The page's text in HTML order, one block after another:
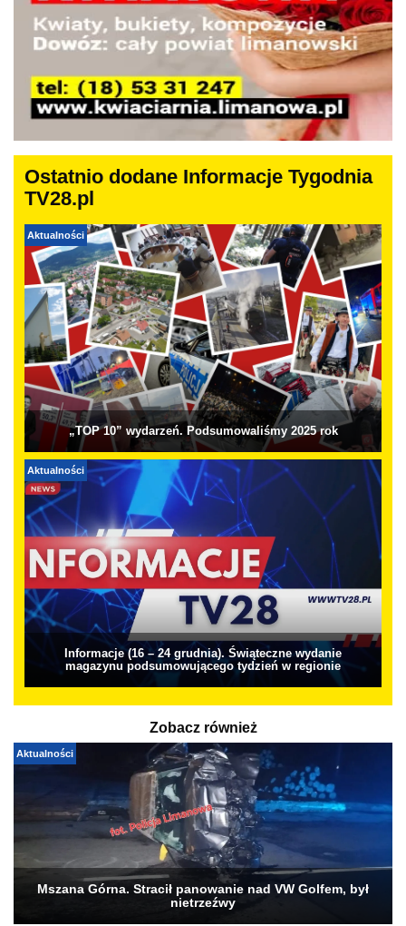
Ostatnio dodane Informacje Tygodnia
TV28.pl
Aktualności
„TOP 10” wydarzeń. Podsumowaliśmy 2025 rok
Aktualności
Informacje (16 – 24 grudnia). Świąteczne wydanie
magazynu podsumowującego tydzień w regionie
Zobacz również
Aktualności
Mszana Górna. Stracił panowanie nad VW Golfem, był
nietrzeźwy